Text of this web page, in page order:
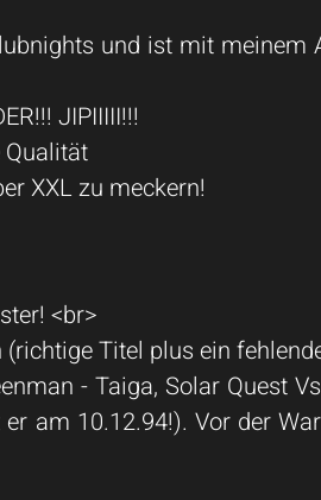
und ist mit
JIPIIIII!!!
XXL zu meckern!
<br>
Titel plus ein
- Taiga, Solar Quest
am 10.12.94!). Vor der